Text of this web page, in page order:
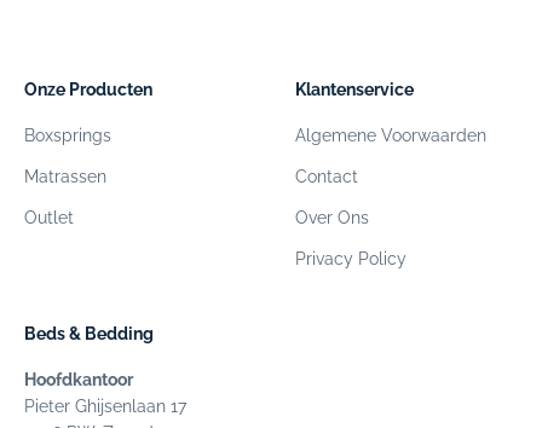
Onze Producten
Boxsprings
Matrassen
Outlet
Klantenservice
Algemene Voorwaarden
Contact
Over Ons
Privacy Policy
Beds & Bedding
Hoofdkantoor
Pieter Ghijsenlaan 17